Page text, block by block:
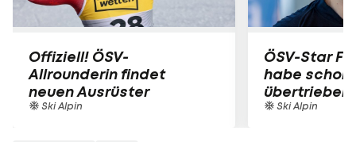
Offiziell! ÖSV-
Allrounderin findet
neuen Ausrüster
Ski Alpin
ÖSV-Star
habe schon
übertrieben"
Ski Alpin